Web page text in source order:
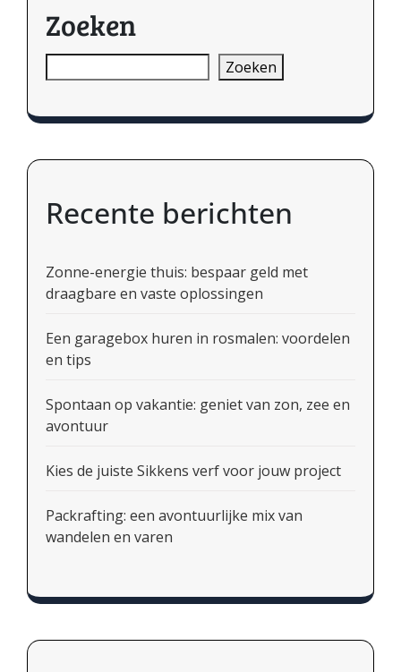
Zoeken
Zoeken
Recente berichten
Zonne-energie thuis: bespaar geld met
draagbare en vaste oplossingen
Een garagebox huren in rosmalen: voordelen
en tips
Spontaan op vakantie: geniet van zon, zee en
avontuur
Kies de juiste Sikkens verf voor jouw project
Packrafting: een avontuurlijke mix van
wandelen en varen